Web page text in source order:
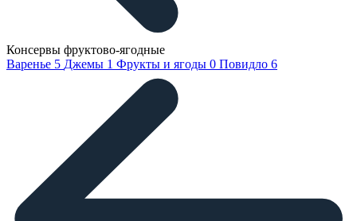
Консервы фруктово-ягодные
Варенье 5 Джемы 1 Фрукты и ягоды 0 Повидло 6